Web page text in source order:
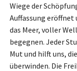
Wiege der
Auffassung eröffnet
das Meer, voller
begegnen. Jeder
Mut und hilft uns,
überwinden. Die